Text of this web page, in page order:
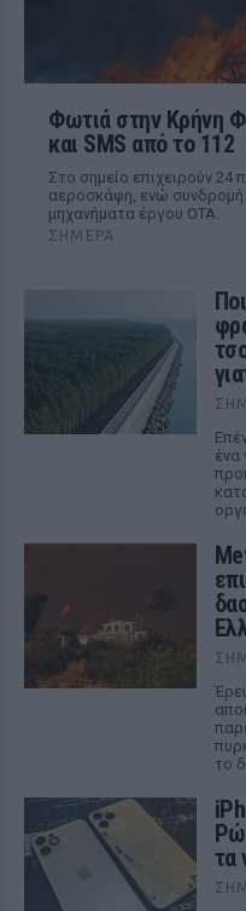
Φωτιά στην Κρήνη
και SMS από το 112
Στο σημείο επιχειρούν 24
αεροσκάφη, ενώ
μηχανήματα έργου ΟΤΑ.
ΣΉΜΕΡΑ
ένα
το
τα